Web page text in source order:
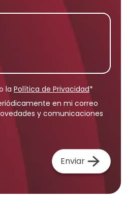
la Política de Privacidad*
en mi correo
y comunicaciones
Enviar